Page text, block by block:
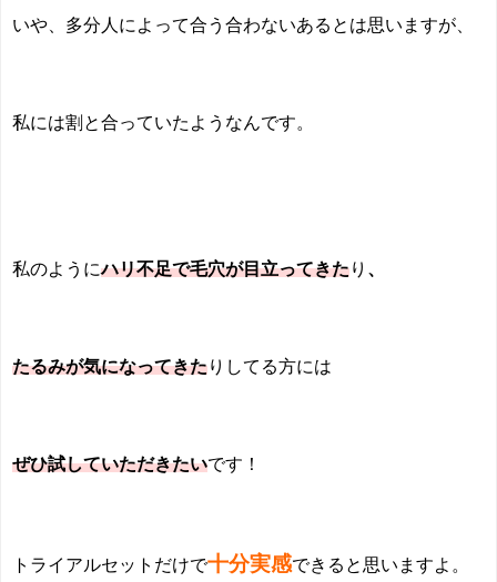
いや、多分人によって合う合わないあるとは思いますが、
私には割と合っていたようなんです。
私のようにハリ不足で毛穴が目立ってきたり
たるみが気になってきたりしてる方には
ぜひ試していただきたいです！
トライアルセットだけで十分実感できると思いますよ。